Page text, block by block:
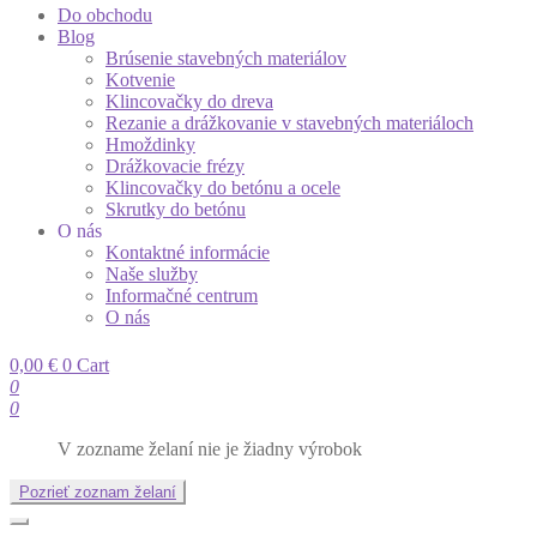
Do obchodu
Blog
Brúsenie stavebných materiálov
Kotvenie
Klincovačky do dreva
Rezanie a drážkovanie v stavebných materiáloch
Hmoždinky
Drážkovacie frézy
Klincovačky do betónu a ocele
Skrutky do betónu
O nás
Kontaktné informácie
Naše služby
Informačné centrum
O nás
0,00 € 0 Cart
0
0
V zozname želaní nie je žiadny výrobok
Pozrieť zoznam želaní